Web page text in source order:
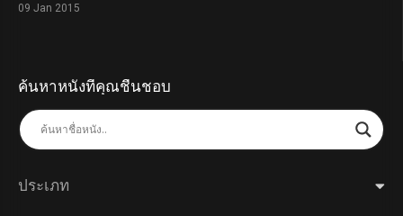
09 Jan 2015
ค้นหาหนังที่คุณชื่นชอบ
ประเภท